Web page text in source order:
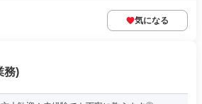
気になる
務)